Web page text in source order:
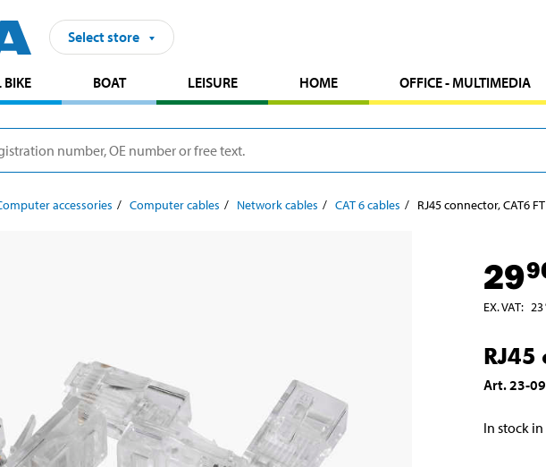
Select store
BIKE BOAT LEISURE HOME OFFICE - MULTIMEDIA
accessories Computer cables Network cables CAT 6 cables RJ45 connector, CAT6
29
EX. VAT: 23
RJ45
Art.23-
In stock in